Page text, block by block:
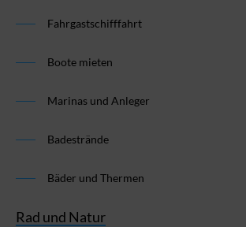
Fahrgastschifffahrt
Boote mieten
Marinas und Anleger
Badestrände
Bäder und Thermen
Rad und Natur